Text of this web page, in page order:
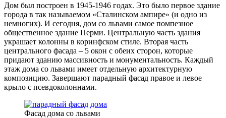
Дом был построен в 1945-1946 годах. Это было первое здание
города в так называемом «Сталинском ампире» (и одно из
немногих). И сегодня, дом со львами самое помпезное
общественное здание Перми. Центральную часть здания
украшает колонны в коринфском стиле. Вторая часть
центрального фасада – 5 окон с обеих сторон, которые
придают зданию массивность и монументальность. Каждый
этаж дома со львами имеет отдельную архитектурную
композицию. Завершают парадный фасад правое и левое
крыло с псевдоколоннами.
Фасад дома со львами